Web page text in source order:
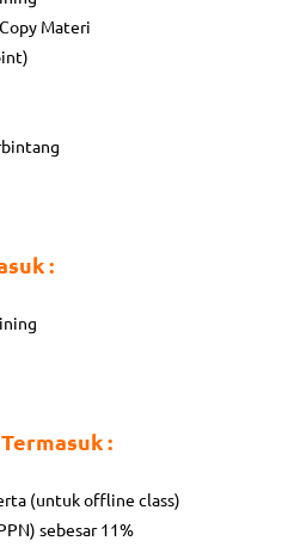
Materi
:
:
(untuk offline class)
sebesar 11%